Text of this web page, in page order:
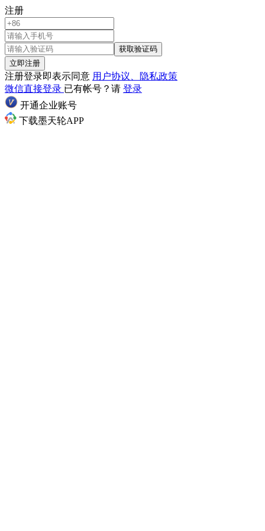
注册
获取验证码
立即注册
注册登录即表示同意 用户协议、隐私政策
微信直接登录 已有帐号？请 登录
开通企业账号
下载墨天轮APP